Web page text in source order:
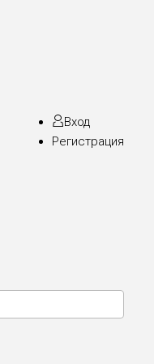
Вход
Регистрация